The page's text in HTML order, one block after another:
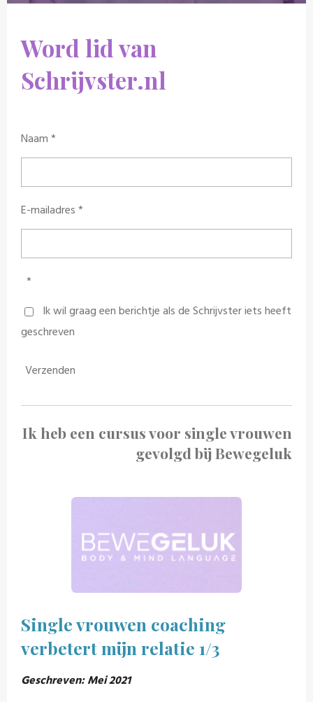
Word lid van
Schrijvster.nl
Naam *
E-mailadres *
*
Ik wil graag een berichtje als de Schrijvster iets heeft
geschreven
Verzenden
Ik heb een cursus voor single vrouwen
gevolgd bij Bewegeluk
Single vrouwen coaching
verbetert mijn relatie 1/3
Geschreven: Mei 2021